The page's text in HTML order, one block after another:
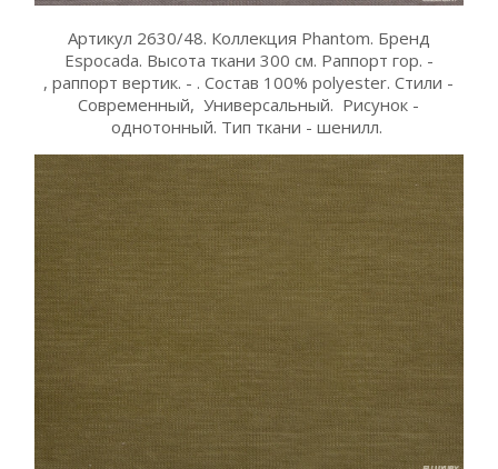
Артикул 2630/48. Коллекция Phantom. Бренд
Espocada. Высота ткани 300 см. Раппорт гор. -
, раппорт вертик. - . Состав 100% polyester. Стили -
Современный, Универсальный. Рисунок -
однотонный. Тип ткани - шенилл.